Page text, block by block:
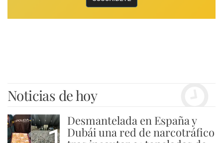
Noticias de hoy
Desmantelada en España y
Dubái una red de narcotráfico